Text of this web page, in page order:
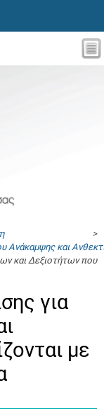
>
Ανάκαμψης και
και Δεξιοτήτων που
για
με